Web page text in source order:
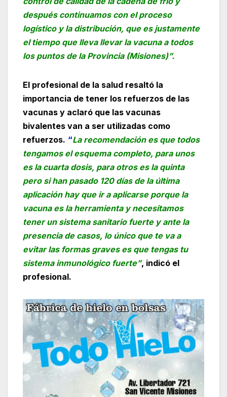
después continuamos con el proceso
logístico y la distribución, que es justamente
el tiempo que lleva llevar la vacuna a todos
los puntos de la Provincia (Misiones)”.
El profesional de la salud resaltó la
importancia de tener los refuerzos de las
vacunas y aclaró que las vacunas
bivalentes van a ser utilizadas como
refuerzos. “La recomendación es que todos
tengamos el esquema completo, para unos
es la cuarta dosis, para otros es la quinta
pero si han pasado 120 días de la última
aplicación hay que ir a aplicarse porque la
vacuna es la herramienta y necesitamos
tener un sistema sanitario fuerte y ante la
presencia de casos, lo único que te va a
evitar las formas graves es que tengas tu
sistema inmunológico fuerte”, indicó el
profesional.